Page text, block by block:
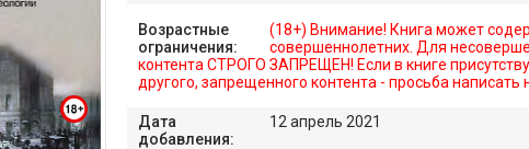
Возрастные
ограничения:
(18+) Внимание! Книга может
совершеннолетних. Для
контента СТРОГО ЗАПРЕЩЕН! Если в книге
другого, запрещенного контента - просьба написать
Дата
добавления:
12 апрель 2021